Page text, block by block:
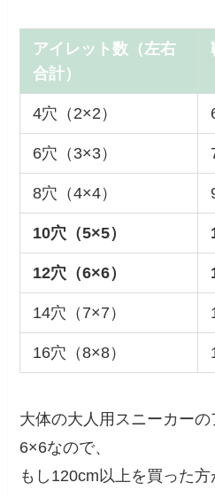
アイレット数（左右
合計）
4穴（2×2）
6穴（3×3）
8穴（4×4）
10穴（5×5）
12穴（6×6）
14穴（7×7）
16穴（8×8）
大体の大人用スニーカー
6×6なので、
もし120cm以上を買った方